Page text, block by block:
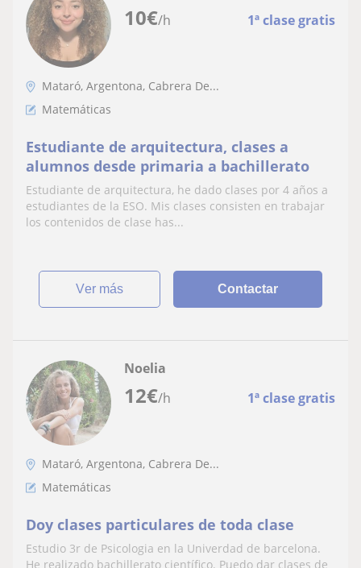
10€/h 1ª clase gratis
Mataró, Argentona, Cabrera De...
Matemáticas
Estudiante de arquitectura, clases a
alumnos desde primaria a bachillerato
Estudiante de arquitectura, he dado clases por 4 años a
estudiantes de la ESO. Mis clases consisten en trabajar
los contenidos de clase has...
ver más Contactar
12€/h 1ª clase gratis
Noelia
Mataró, Argentona, Cabrera De...
Matemáticas
Doy clases particulares de toda clase
Estudio 3r de Psicologia en la Univerdad de barcelona.
He realizado bachillerato científico. Puedo dar clases de